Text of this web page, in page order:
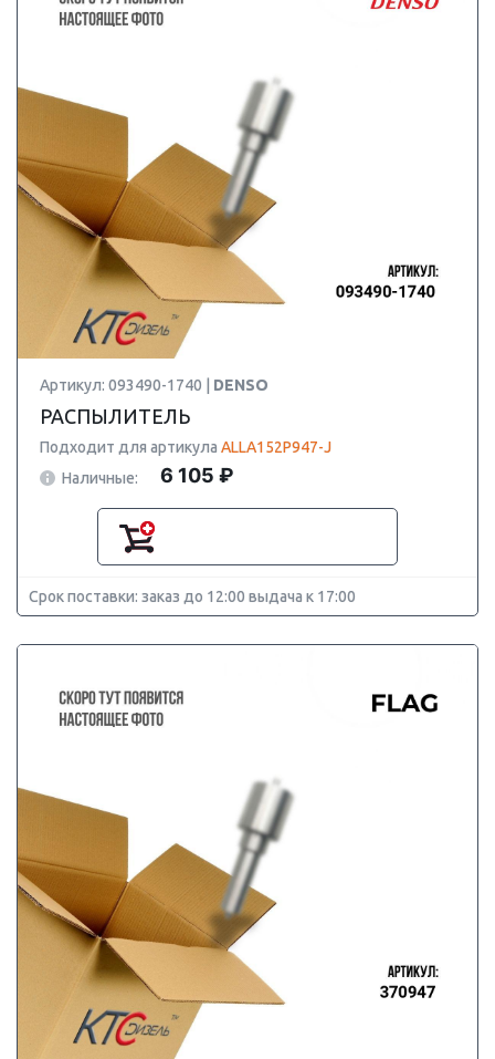
Артикул: 093490-1740 | DENSO
РАСПЫЛИТЕЛЬ
Подходит для артикула ALLA152P947-J
Наличные:
6 105 ₽
Срок поставки: заказ до 12:00 выдача к 17:00